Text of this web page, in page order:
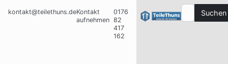
kontakt@teilethuns.deKontakt
aufnehmen
0176
82
417
162
Suchen